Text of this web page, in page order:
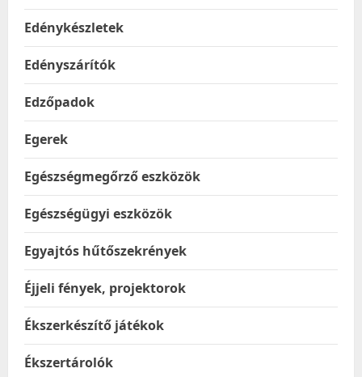
Edénykészletek
Edényszárítók
Edzőpadok
Egerek
Egészségmegőrző eszközök
Egészségügyi eszközök
Egyajtós hűtőszekrények
Éjjeli fények, projektorok
Ékszerkészítő játékok
Ékszertárolók